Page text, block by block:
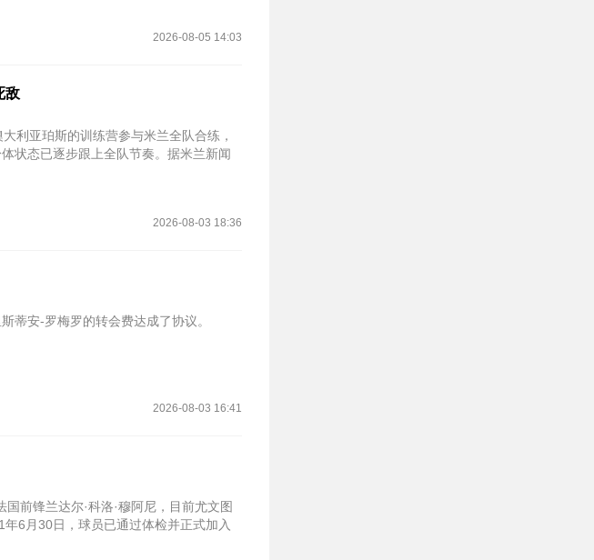
2026-08-05 14:03
敌
利亚珀斯的训练营参与米兰全队合练，
状态已逐步跟上全队节奏。据米兰新闻
2026-08-03 18:36
蒂安-罗梅罗的转会费达成了协议。
2026-08-03 16:41
前锋兰达尔·科洛·穆阿尼，目前尤文图
6月30日，球员已通过体检并正式加入